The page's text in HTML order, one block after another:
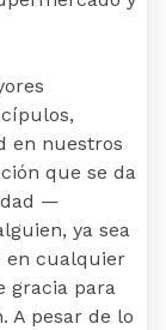
en nuestros
que se da
—
ya sea
en cualquier
gracia para
A pesar de lo